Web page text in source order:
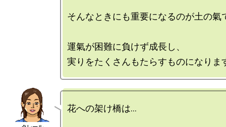
そんなときにも重要になるのが土の氣
運氣が困難に負けず成長し、
花への架け橋は…